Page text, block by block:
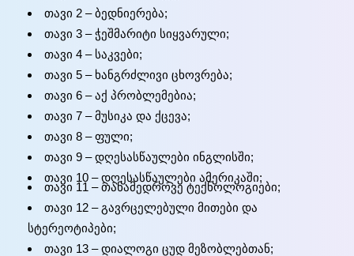
თავი 2 – ბედნიერება;
თავი 3 – ჭეშმარიტი სიყვარული;
თავი 4 – საკვები;
თავი 5 – ხანგრძლივი ცხოვრება;
თავი 6 – აქ პრობლემებია;
თავი 7 – მუსიკა და ქცევა;
თავი 8 – ფული;
თავი 9 – დღესასწაულები ინგლისში;
თავი 10 – დღესასწაულები ამერიკაში;
თავი 11 – თანამედროვე ტექნოლოგიები;
თავი 12 – გავრცელებული მითები და
სტერეოტიპები;
თავი 13 – დიალოგი ცუდ მეზობლებთან;